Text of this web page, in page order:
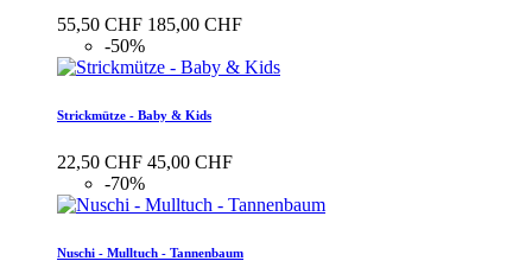
55,50 CHF 185,00 CHF
-50%
Strickmütze - Baby & Kids
22,50 CHF 45,00 CHF
-70%
Nuschi - Mulltuch - Tannenbaum